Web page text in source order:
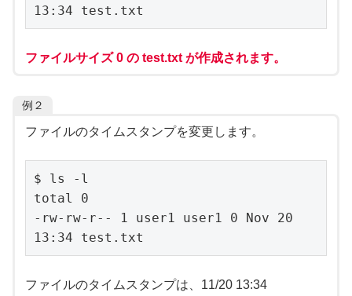
13:34 test.txt
ファイルサイズ 0 の test.txt が作成されます。
例２
ファイルのタイムスタンプを変更します。
$ ls -l
total 0
-rw-rw-r-- 1 user1 user1 0 Nov 20
13:34 test.txt
ファイルのタイムスタンプは、11/20 13:34